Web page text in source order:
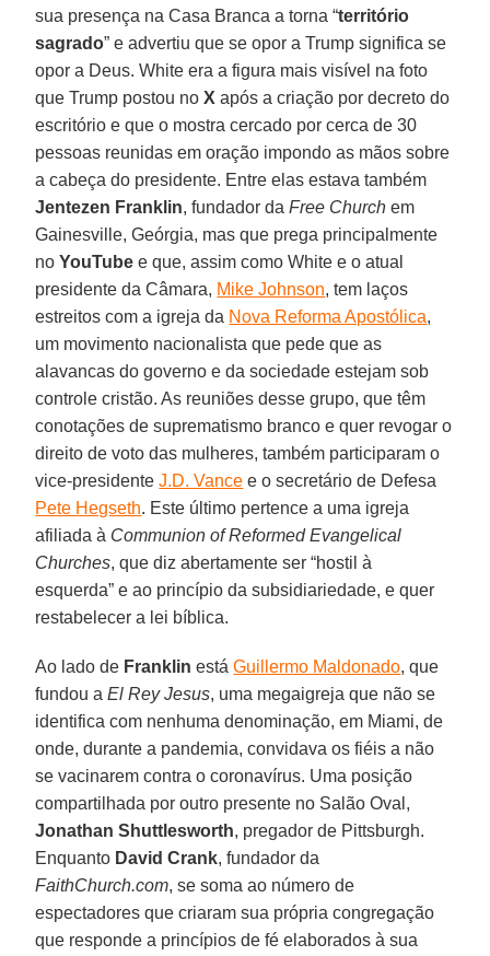
sua presença na Casa Branca a torna “território
sagrado” e advertiu que se opor a Trump significa se
opor a Deus. White era a figura mais visível na foto
que Trump postou noX após a criação por decreto do
escritório e que o mostra cercado por cerca de 30
pessoas reunidas em oração impondo as mãos sobre
a cabeça do presidente. Entre elas estava também
Jentezen Franklin, fundador daFree Church em
Gainesville, Geórgia, mas que prega principalmente
noYouTube e que, assim como White e o atual
presidente da Câmara, Mike Johnson, tem laços
estreitos com a igreja da Nova Reforma Apostólica,
um movimento nacionalista que pede que as
alavancas do governo e da sociedade estejam sob
controle cristão. As reuniões desse grupo, que têm
conotações de suprematismo branco e quer revogar o
direito de voto das mulheres, também participaram o
vice-presidenteJ.D. Vance e o secretário de Defesa
Pete Hegseth. Este último pertence a uma igreja
afiliada à Communion of Reformed Evangelical
Churches, que diz abertamente ser “hostil à
esquerda” e ao princípio da subsidiariedade, e quer
restabelecer a lei bíblica.
Ao lado de Franklin estáGuillermo Maldonado, que
fundou aEl Rey Jesus, uma megaigreja que não se
identifica com nenhuma denominação, em Miami, de
onde, durante a pandemia, convidava os fiéis a não
se vacinarem contra o coronavírus. Uma posição
compartilhada por outro presente no Salão Oval,
Jonathan Shuttlesworth, pregador de Pittsburgh.
Enquanto David Crank, fundador da
FaithChurch.com, se soma ao número de
espectadores que criaram sua própria congregação
que responde a princípios de fé elaborados à sua